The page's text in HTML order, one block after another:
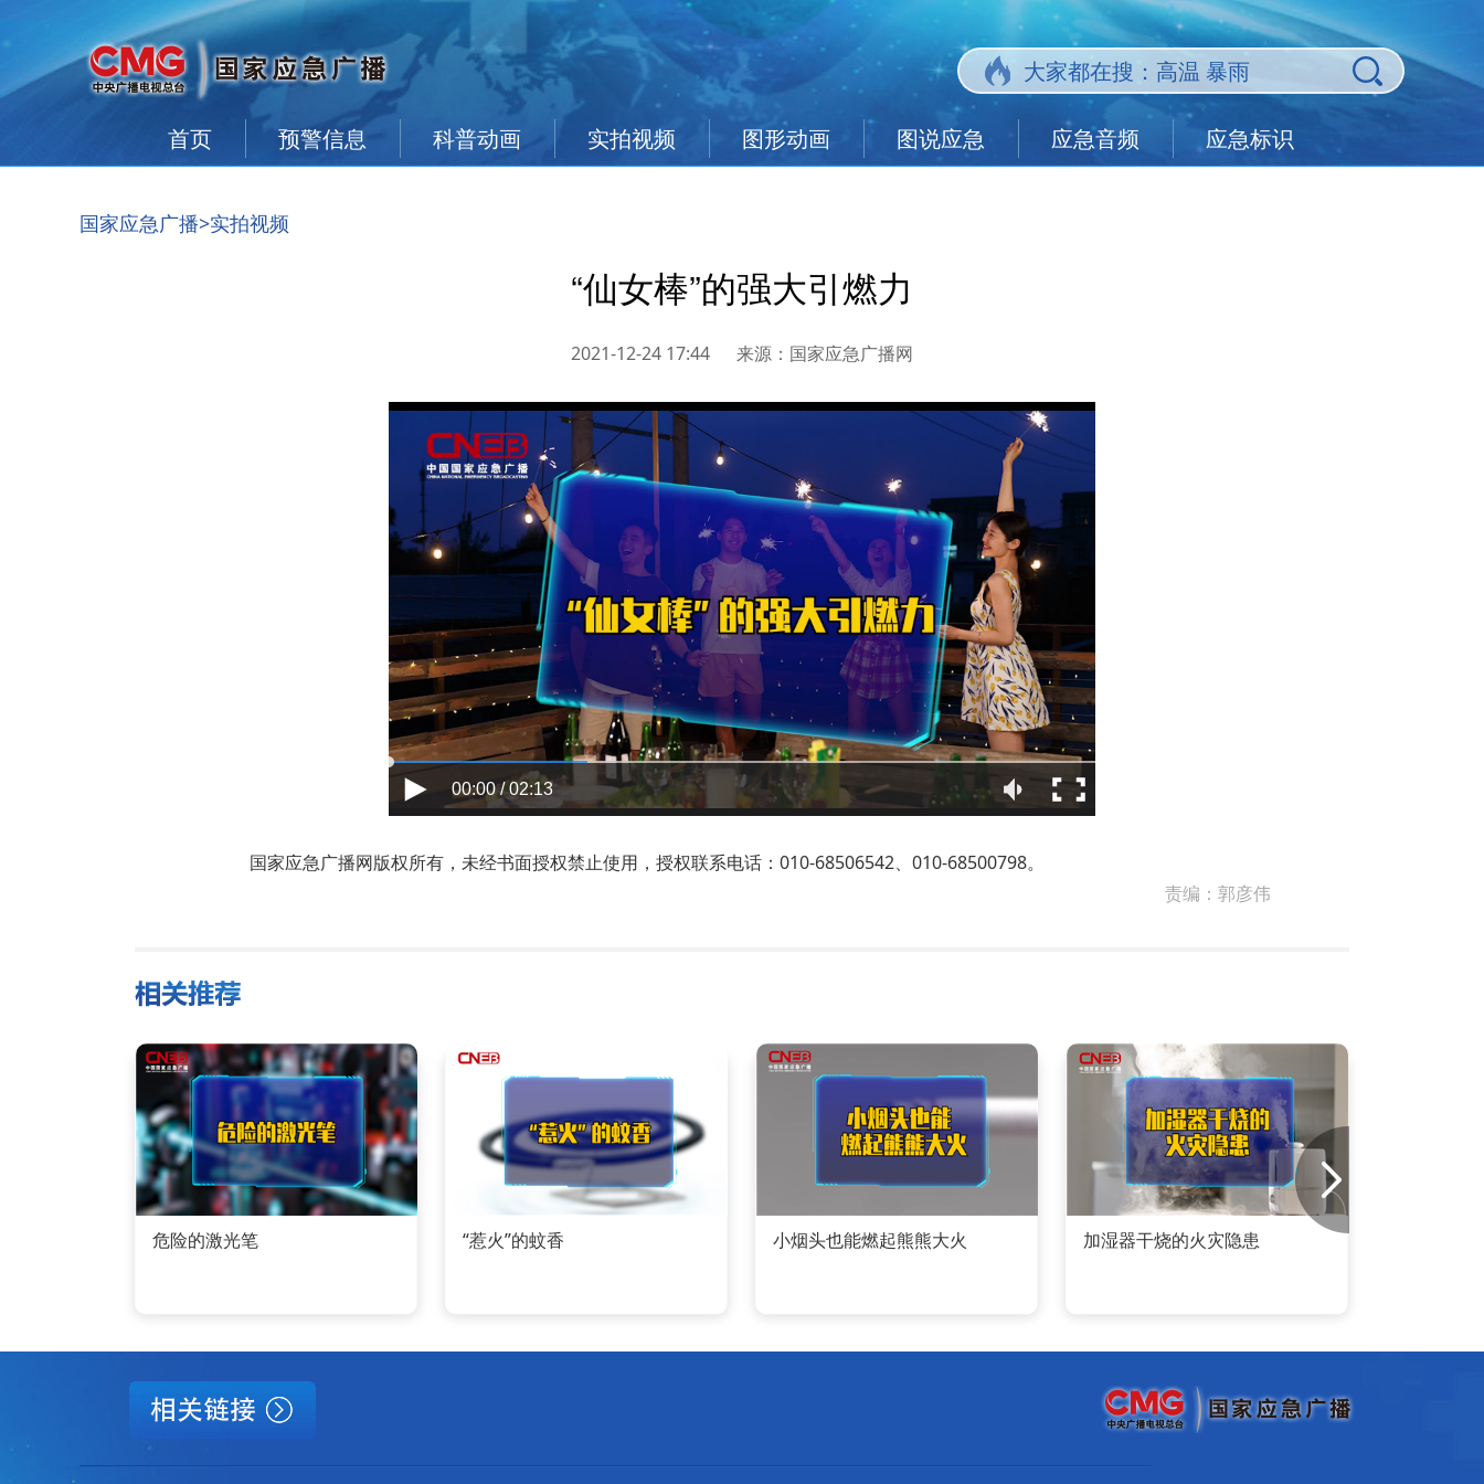
首页 预警信息 科普动画 实拍视频 图形动画 图说应急 应急音频 应急标识
国家应急广播>实拍视频
“仙女棒”的强大引燃力
2021-12-24 17:44 来源： 国家应急广播网
00:00 / 02:13
国家应急广播网版权所有，未经书面授权禁止使用，授权联系电话：010-68506542、010-68500798。
责编： 郭彦伟
危险的激光笔 “惹火”的蚊香 小烟头也能燃起熊熊大火 加湿器干烧的火灾隐患